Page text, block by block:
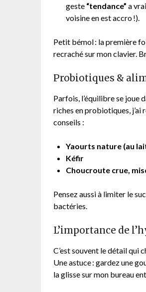
geste “tendance” a
voisine en est accro !).
Petit bémol : la première
recraché sur mon clavier.
Probiotiques &
Parfois, l’équilibre se joue
riches en probiotiques, j’ai
conseils :
Yaourts nature (au
Kéfir
Choucroute crue,
Pensez aussi à limiter le
bactéries.
L’importance de
C’est souvent le détail qui
Une astuce : gardez une
la glisse sur mon bureau